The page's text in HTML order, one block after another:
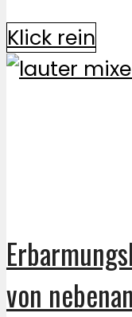
Klick rein
von